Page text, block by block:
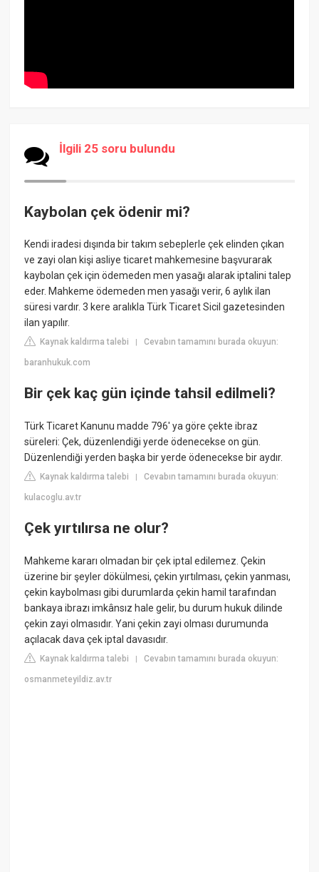
İlgili 25 soru bulundu
Kaybolan çek ödenir mi?
Kendi iradesi dışında bir takım sebeplerle çek elinden çıkan
ve zayi olan kişi asliye ticaret mahkemesine başvurarak
kaybolan çek için ödemeden men yasağı alarak iptalini talep
eder. Mahkeme ödemeden men yasağı verir, 6 aylık ilan
süresi vardır. 3 kere aralıkla Türk Ticaret Sicil gazetesinden
ilan yapılır.
Kaynak kaldırma talebi |Cevabın tamamını burada okuyun:
baranhukuk.com
Bir çek kaç gün içinde tahsil edilmeli?
Türk Ticaret Kanunu madde 796' ya göre çekte ibraz
süreleri: Çek, düzenlendiği yerde ödenecekse on gün.
Düzenlendiği yerden başka bir yerde ödenecekse bir aydır.
Kaynak kaldırma talebi |Cevabın tamamını burada okuyun:
kulacoglu.av.tr
Çek yırtılırsa ne olur?
Mahkeme kararı olmadan bir çek iptal edilemez. Çekin
üzerine bir şeyler dökülmesi, çekin yırtılması, çekin yanması,
çekin kaybolması gibi durumlarda çekin hamil tarafından
bankaya ibrazı imkânsız hale gelir, bu durum hukuk dilinde
çekin zayi olmasıdır. Yani çekin zayi olması durumunda
açılacak dava çek iptal davasıdır.
Kaynak kaldırma talebi |Cevabın tamamını burada okuyun:
osmanmeteyildiz.av.tr